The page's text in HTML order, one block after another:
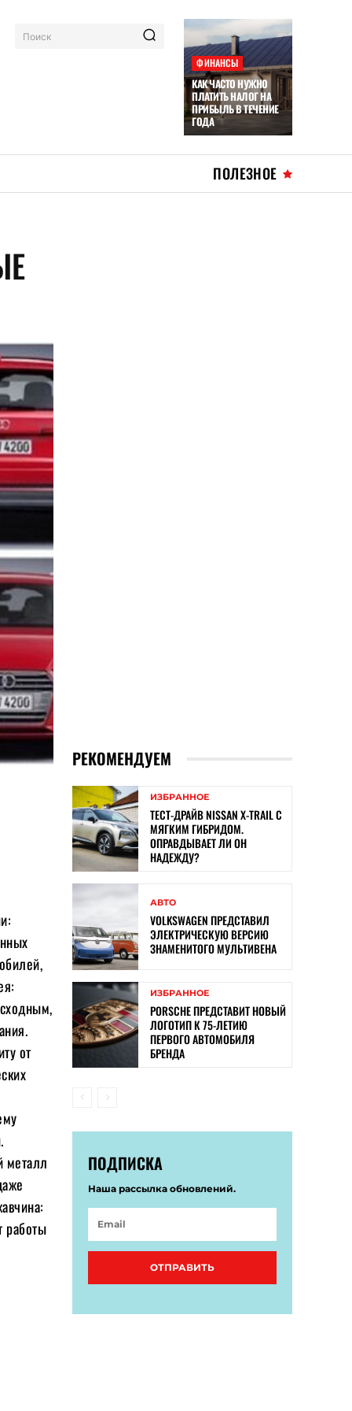
Поиск
ФИНАНСЫ
КАК ЧАСТО НУЖНО
ПЛАТИТЬ НАЛОГ НА
ПРИБЫЛЬ В ТЕЧЕНИЕ
ГОДА
ПОЛЕЗНОЕ
от
металл
работы
РЕКОМЕНДУЕМ
ИЗБРАННОЕ
ТЕСТ-ДРАЙВ NISSAN X-TRAIL С
МЯГКИМ ГИБРИДОМ.
ОПРАВДЫВАЕТ ЛИ ОН
НАДЕЖДУ?
АВТО
VOLKSWAGEN ПРЕДСТАВИЛ
ЭЛЕКТРИЧЕСКУЮ ВЕРСИЮ
ЗНАМЕНИТОГО МУЛЬТИВЕНА
ИЗБРАННОЕ
PORSCHE ПРЕДСТАВИТ НОВЫЙ
ЛОГОТИП К 75-ЛЕТИЮ
ПЕРВОГО АВТОМОБИЛЯ
БРЕНДА
ПОДПИСКА
Наша рассылка обновлений.
ОТПРАВИТЬ